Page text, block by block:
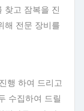
찾고 잠복을 진
해 전문 장비를
행 하여 드리고
수집하여 드릴